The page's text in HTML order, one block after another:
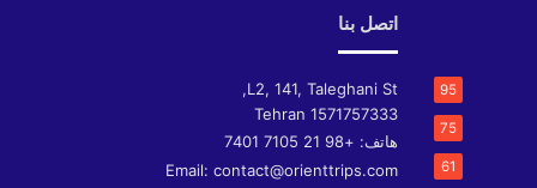
95
75
61
اتصل بنا
L2, 141, Taleghani St,
Tehran 1571757333
هاتف: +98 21 7105 7401
Email: contact@orienttrips.com